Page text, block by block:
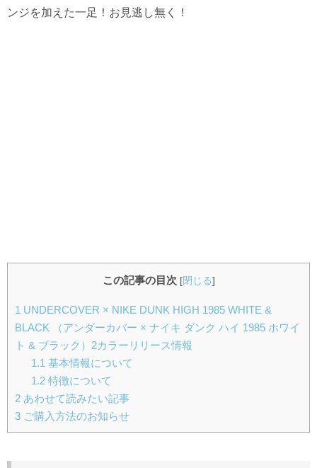
ンジを加えた一足！お見逃し無く！
この記事の目次 [閉じる]
1 UNDERCOVER × NIKE DUNK HIGH 1985 WHITE &
BLACK （アンダーカバー × ナイキ ダンク ハイ 1985 ホワイ
ト & ブラック）2カラーリリース情報
1.1 基本情報について
1.2特徴について
2 あわせて読みたい記事
3 ご購入方法のお知らせ